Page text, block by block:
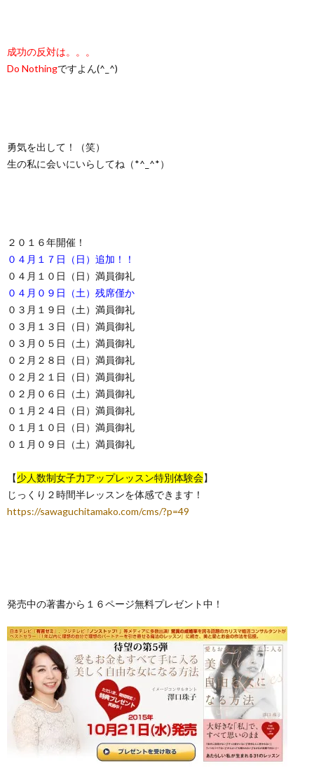
成功の反対は。。。
Do Nothingですよん(^_^)
勇気を出して！（笑）
生の私に会いにいらしてね（*^_^*）
２０１６年開催！
０４月１７日（日）追加！！
０４月１０日（日）満員御礼
０４月０９日（土）残席僅か
０３月１９日（土）満員御礼
０３月１３日（日）満員御礼
０３月０５日（土）満員御礼
０２月２８日（日）満員御礼
０２月２１日（日）満員御礼
０２月０６日（土）満員御礼
０１月２４日（日）満員御礼
０１月１０日（日）満員御礼
０１月０９日（土）満員御礼
【少人数制女子力アップレッスン特別体験会】
じっくり２時間半レッスンを体感できます！
https://sawaguchitamako.com/cms/?p=49
発売中の著書から１６ページ無料プレゼント中！